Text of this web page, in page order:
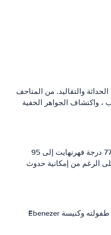
والتقاليد. من المتاحف
، واكتشاف الجواهر الخفية
تتمتع أتلانتا بمناخ شبه استوائي رطب ، يتميز بصيف حار وشتاء معتدل. الصيف (من يونيو إلى أغسطس) حار ورطب ، وتتراوح درجات الحرارة من 25 درجة مئوية إلى 35 درجة مئوية (77 درجة فهرنهايت إلى 95
بين 0 درجة مئوية و 10 درجات مئوية (32 درجة فهرنهايت إلى 50 درجة فهرنهايت) ، على الرغم من إمكانية حدوث
أتلانتا هي موطن لمجموعة متنوعة من مناطق الجذب الشهيرة التي تعرض تاريخها وثقافتها. ابدأ استكشافك في موقع Martin Luther King Jr. التاريخي الوطني ، والذي يتضمن منزل طفولته وكنيسة Ebenezer